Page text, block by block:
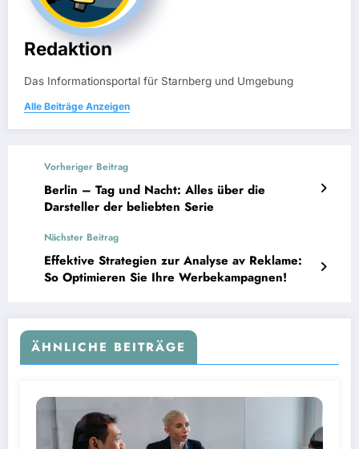
Redaktion
Das Informationsportal für Starnberg und Umgebung
Alle Beiträge Anzeigen
Vorheriger Beitrag
Berlin – Tag und Nacht: Alles über die
Darsteller der beliebten Serie
Nächster Beitrag
Effektive Strategien zur Analyse av Reklame:
So Optimieren Sie Ihre Werbekampagnen!
ÄHNLICHE BEITRÄGE